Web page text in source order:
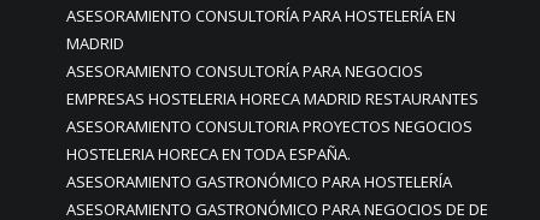
ASESORAMIENTO CONSULTORÍA PARA HOSTELERÍA EN
MADRID
ASESORAMIENTO CONSULTORÍA PARA NEGOCIOS
EMPRESAS HOSTELERIA HORECA MADRID RESTAURANTES
ASESORAMIENTO CONSULTORIA PROYECTOS NEGOCIOS
HOSTELERIA HORECA EN TODA ESPAÑA.
ASESORAMIENTO GASTRONÓMICO PARA HOSTELERÍA
ASESORAMIENTO GASTRONÓMICO PARA NEGOCIOS DE DE